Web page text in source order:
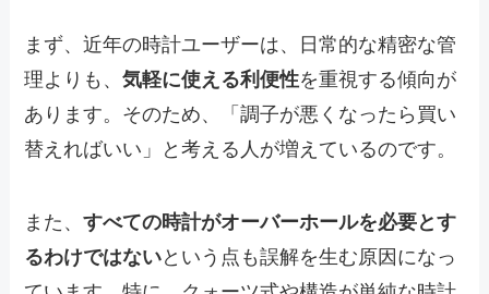
まず、近年の時計ユーザーは、日常的な精密な管
理よりも、気軽に使える利便性を重視する傾向が
あります。そのため、「調子が悪くなったら買い
替えればいい」と考える人が増えているのです。
また、すべての時計がオーバーホールを必要とす
るわけではないという点も誤解を生む原因になっ